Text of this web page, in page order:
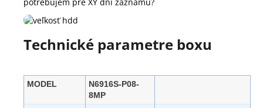
Technické parametre boxu
MODEL
N6916S-P08-
8MP